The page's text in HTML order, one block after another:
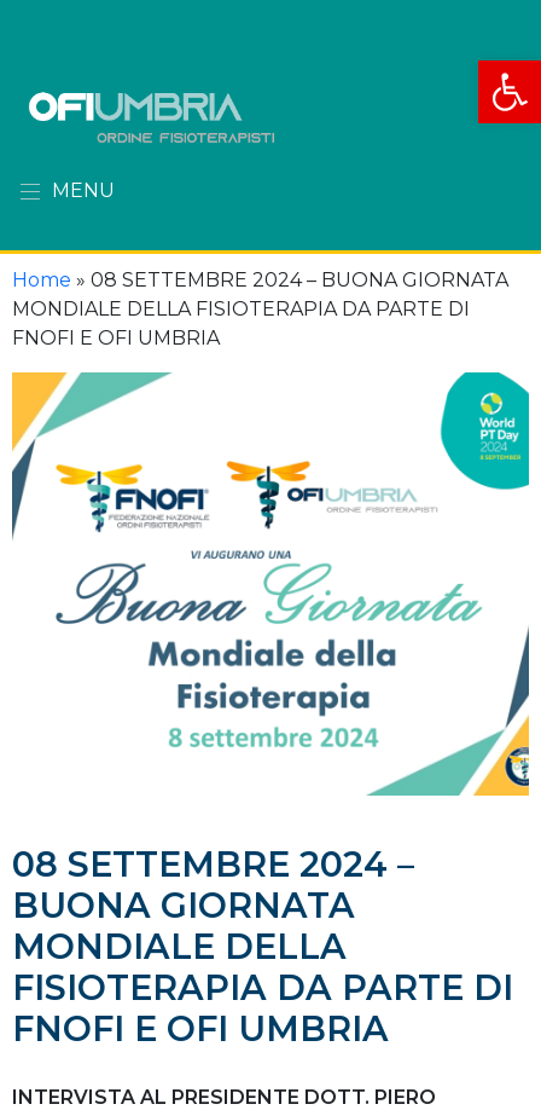
Apri
MENU
Home » 08 SETTEMBRE 2024 – BUONA GIORNATA
MONDIALE DELLA FISIOTERAPIA DA PARTE DI
FNOFI E OFI UMBRIA
08 SETTEMBRE 2024 –
BUONA GIORNATA
MONDIALE DELLA
FISIOTERAPIA DA PARTE DI
FNOFI E OFI UMBRIA
INTERVISTA AL PRESIDENTE DOTT. PIERO